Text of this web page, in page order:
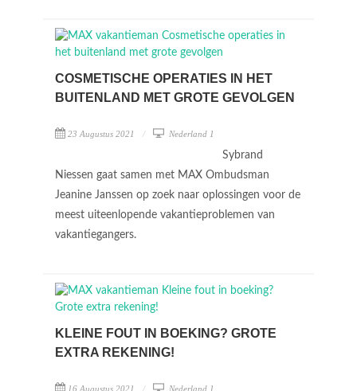
COSMETISCHE OPERATIES IN HET
BUITENLAND MET GROTE GEVOLGEN
23 Augustus 2021 Nederland 1
Sybrand
Niessen gaat samen met MAX Ombudsman
Jeanine Janssen op zoek naar oplossingen voor de
meest uiteenlopende vakantieproblemen van
vakantiegangers.
KLEINE FOUT IN BOEKING? GROTE
EXTRA REKENING!
16 Augustus 2021 Nederland 1